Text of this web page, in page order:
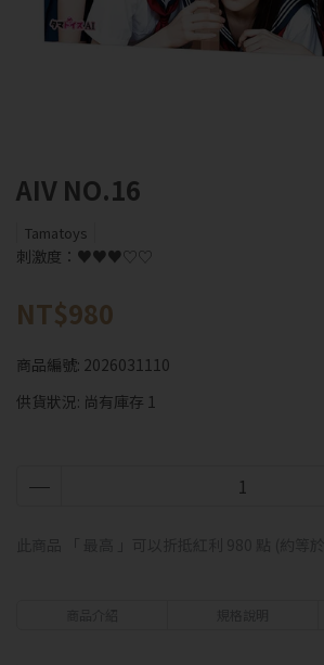
AIV NO.16
Tamatoys
刺激度：♥♥♥♡♡
NT$980
商品編號: 2026031110
供貨狀況: 尚有庫存 1